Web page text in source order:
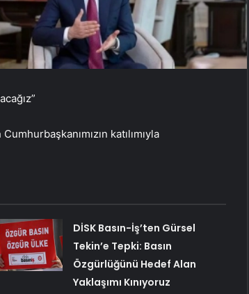
katılımıyla
DİSK Basın-İş’ten Gürsel
Tekin’e Tepki: Basın
Özgürlüğünü Hedef Alan
Yaklaşımı Kınıyoruz